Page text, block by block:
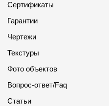
Сертификаты
Гарантии
Чертежи
Текстуры
Фото объектов
Вопрос-ответ/Faq
Статьи